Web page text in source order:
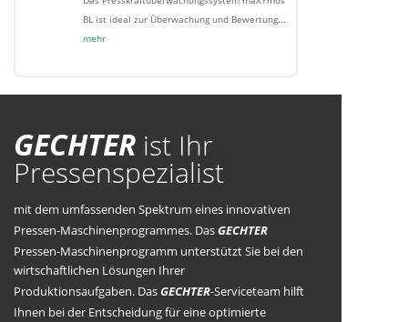
BL ist ideal zur Überwachung und Bewertung...
mehr
GECHTER ist Ihr
Pressenspezialist
mit dem umfassenden Spektrum eines innovativen
Pressen-Maschinenprogrammes. DasGECHTER
Pressen-Maschinenprogramm unterstützt Sie bei den
wirtschaftlichen Lösungen Ihrer
Produktionsaufgaben. DasGECHTER-Serviceteam hilft
Ihnen bei der Entscheidung für eine optimierte